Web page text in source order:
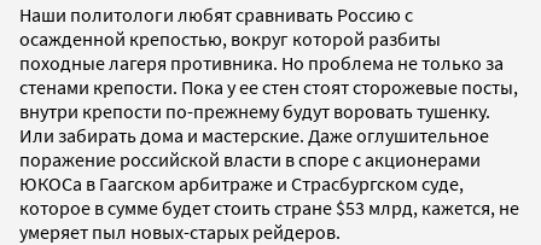
Наши политологи любят сравнивать Россию с
осажденной крепостью, вокруг которой разбиты
походные лагеря противника. Но проблема не только за
стенами крепости. Пока у ее стен стоят сторожевые посты,
внутри крепости по-прежнему будут воровать тушенку.
Или забирать дома и мастерские. Даже оглушительное
поражение российской власти в споре с акционерами
ЮКОСа в Гаагском арбитраже и Страсбургском суде,
которое в сумме будет стоить стране $53 млрд, кажется, не
умеряет пыл новых-старых рейдеров.